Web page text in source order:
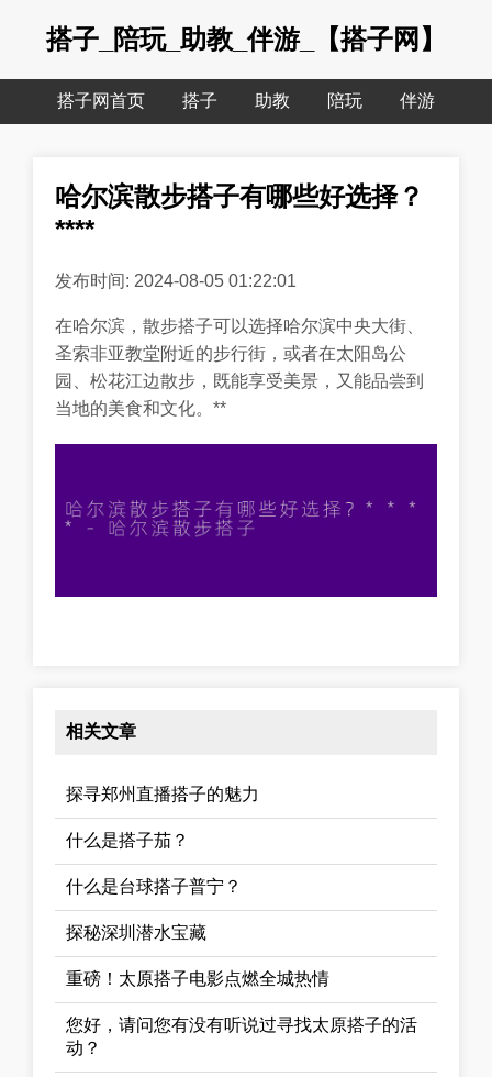
搭子_陪玩_助教_伴游_【搭子网】
搭子网首页 搭子 助教 陪玩 伴游
哈尔滨散步搭子有哪些好选择？
****
发布时间: 2024-08-05 01:22:01
在哈尔滨，散步搭子可以选择哈尔滨中央大街、
圣索非亚教堂附近的步行街，或者在太阳岛公
园、松花江边散步，既能享受美景，又能品尝到
当地的美食和文化。**
相关文章
探寻郑州直播搭子的魅力
什么是搭子茄？
什么是台球搭子普宁？
探秘深圳潜水宝藏
重磅！太原搭子电影点燃全城热情
您好，请问您有没有听说过寻找太原搭子的活
动？